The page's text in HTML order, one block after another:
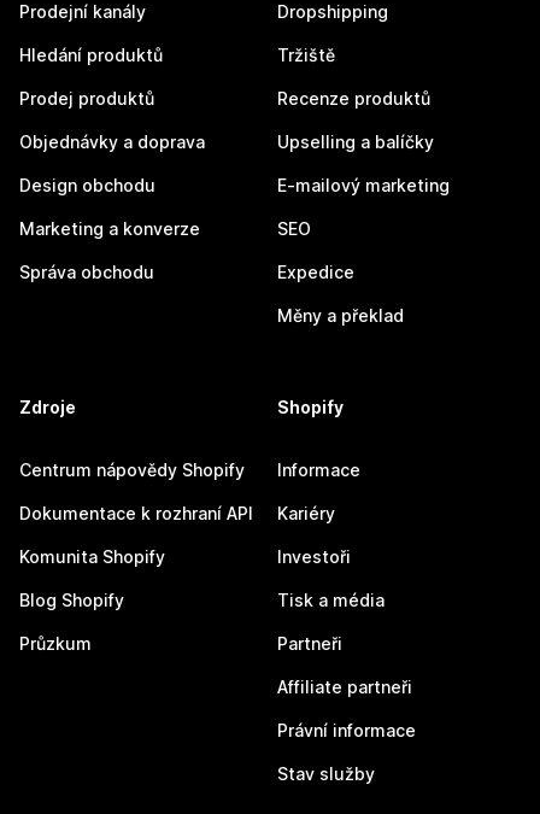
Prodejní kanály
Hledání produktů
Prodej produktů
Objednávky a doprava
Design obchodu
Marketing a konverze
Správa obchodu
Dropshipping
Tržiště
Recenze produktů
Upselling a balíčky
E-mailový marketing
SEO
Expedice
Měny a překlad
Zdroje
Centrum nápovědy Shopify
Dokumentace k rozhraní API
Komunita Shopify
Blog Shopify
Průzkum
Shopify
Informace
Kariéry
Investoři
Tisk a média
Partneři
Affiliate partneři
Právní informace
Stav služby